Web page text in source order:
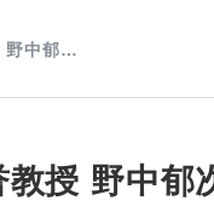
野中郁…
教授 野中